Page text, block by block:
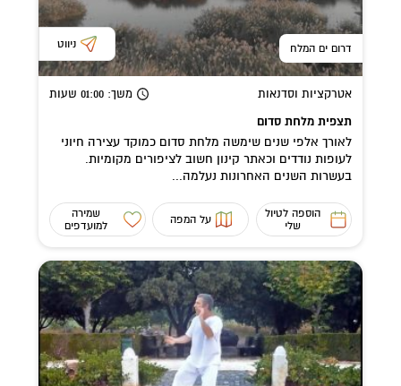
דרום ים המלח ניווט
אטרקציות וסדנאות משך: 01:00 שעות
תצפית מלחת סדום
לאורך אלפי שנים שימשה מלחת סדום כמוקד עצירה חיוני
לעופות נודדים וכאתר קינון חשוב לציפורים מקומיות.
בעשרות השנים האחרונות נעלמה...
הוספה לטיול
שלי
על המפה
שמירה
למועדפים